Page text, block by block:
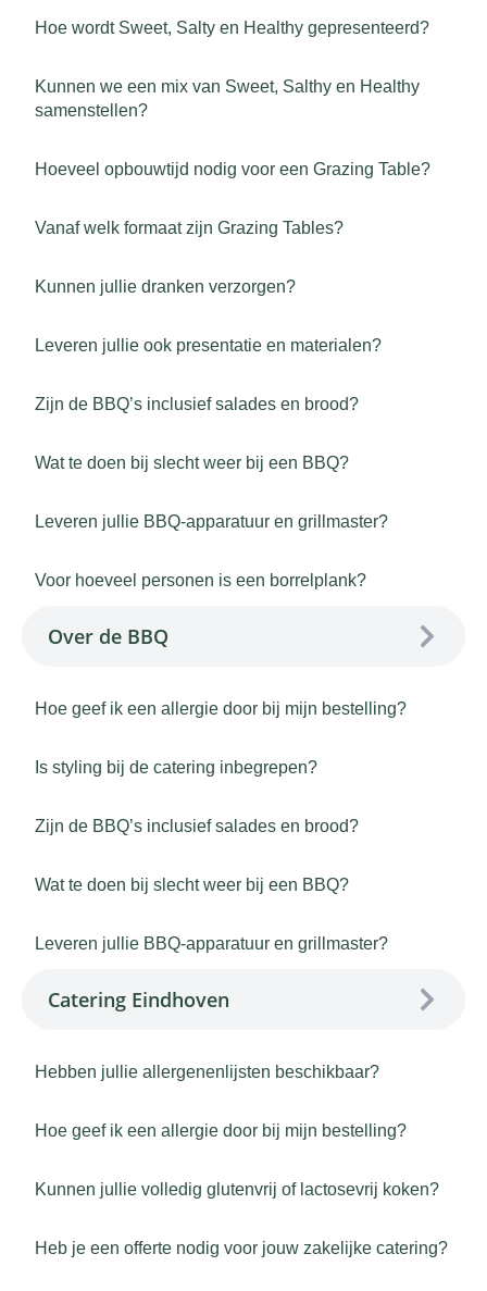
Hoe wordt Sweet, Salty en Healthy gepresenteerd?
Kunnen we een mix van Sweet, Salthy en Healthy
samenstellen?
Hoeveel opbouwtijd nodig voor een Grazing Table?
Vanaf welk formaat zijn Grazing Tables?
Kunnen jullie dranken verzorgen?
Leveren jullie ook presentatie en materialen?
Zijn de BBQ’s inclusief salades en brood?
Wat te doen bij slecht weer bij een BBQ?
Leveren jullie BBQ-apparatuur en grillmaster?
Voor hoeveel personen is een borrelplank?
Over de BBQ
Hoe geef ik een allergie door bij mijn bestelling?
Is styling bij de catering inbegrepen?
Zijn de BBQ’s inclusief salades en brood?
Wat te doen bij slecht weer bij een BBQ?
Leveren jullie BBQ-apparatuur en grillmaster?
Catering Eindhoven
Hebben jullie allergenenlijsten beschikbaar?
Hoe geef ik een allergie door bij mijn bestelling?
Kunnen jullie volledig glutenvrij of lactosevrij koken?
Heb je een offerte nodig voor jouw zakelijke catering?